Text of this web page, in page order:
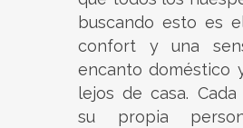
buscando esto es
confort y una
encanto doméstico
lejos de casa.
su propia